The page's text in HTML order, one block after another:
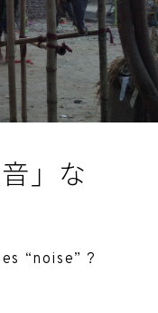
」な
“noise” ?